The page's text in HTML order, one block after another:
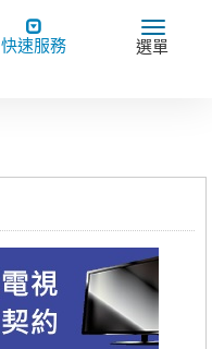
Toggle
navigation
快速服務
Toggle
選單